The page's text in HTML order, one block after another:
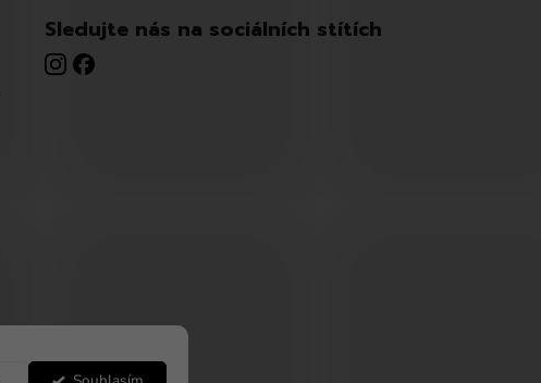
Sledujte nás na sociálních stítích